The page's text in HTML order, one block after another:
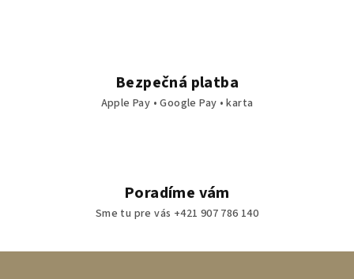
Bezpečná platba
Apple Pay • Google Pay • karta
Poradíme vám
Sme tu pre vás +421 907 786 140